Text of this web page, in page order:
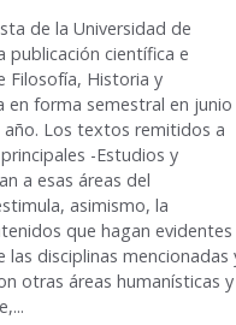
de la Universidad de
publicación científica e
Filosofía, Historia y
en forma semestral en junio
año. Los textos remitidos a
-Estudios y
a esas áreas del
asimismo, la
que hagan evidentes
las disciplinas mencionadas
otras áreas humanísticas y